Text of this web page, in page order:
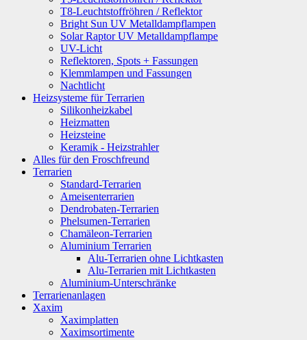
T8-Leuchtstoffröhren / Reflektor
Bright Sun UV Metalldampflampen
Solar Raptor UV Metalldampflampe
UV-Licht
Reflektoren, Spots + Fassungen
Klemmlampen und Fassungen
Nachtlicht
Heizsysteme für Terrarien
Silikonheizkabel
Heizmatten
Heizsteine
Keramik - Heizstrahler
Alles für den Froschfreund
Terrarien
Standard-Terrarien
Ameisenterrarien
Dendrobaten-Terrarien
Phelsumen-Terrarien
Chamäleon-Terrarien
Aluminium Terrarien
Alu-Terrarien ohne Lichtkasten
Alu-Terrarien mit Lichtkasten
Aluminium-Unterschränke
Terrarienanlagen
Xaxim
Xaximplatten
Xaximsortimente